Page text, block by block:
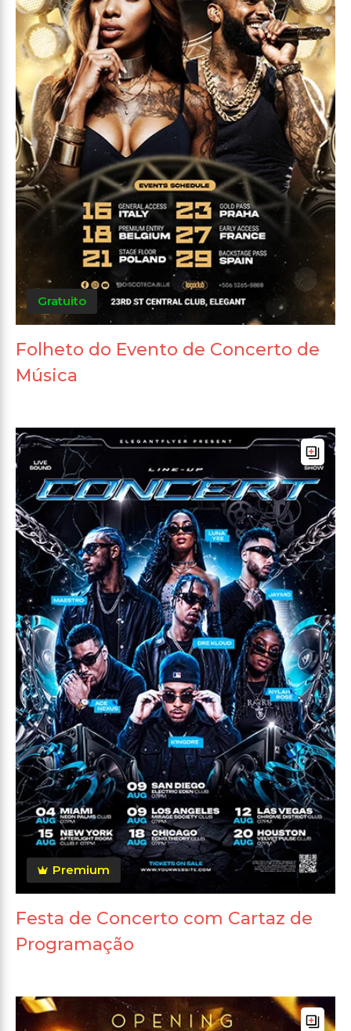
Gratuito
Folheto do Evento de Concerto de
Música
Premium
Festa de Concerto com Cartaz de
Programação